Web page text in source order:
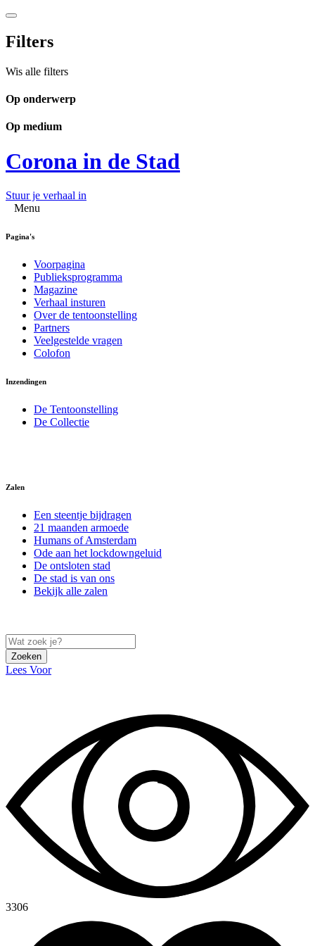
Filters
Wis alle filters
Op onderwerp
Op medium
Corona in de Stad
Stuur je verhaal in
Menu
Pagina's
Voorpagina
Publieksprogramma
Magazine
Verhaal insturen
Over de tentoonstelling
Partners
Veelgestelde vragen
Colofon
Inzendingen
De Tentoonstelling
De Collectie
Zalen
Een steentje bijdragen
21 maanden armoede
Humans of Amsterdam
Ode aan het lockdowngeluid
De ontsloten stad
De stad is van ons
Bekijk alle zalen
Zoeken
Lees Voor
3306